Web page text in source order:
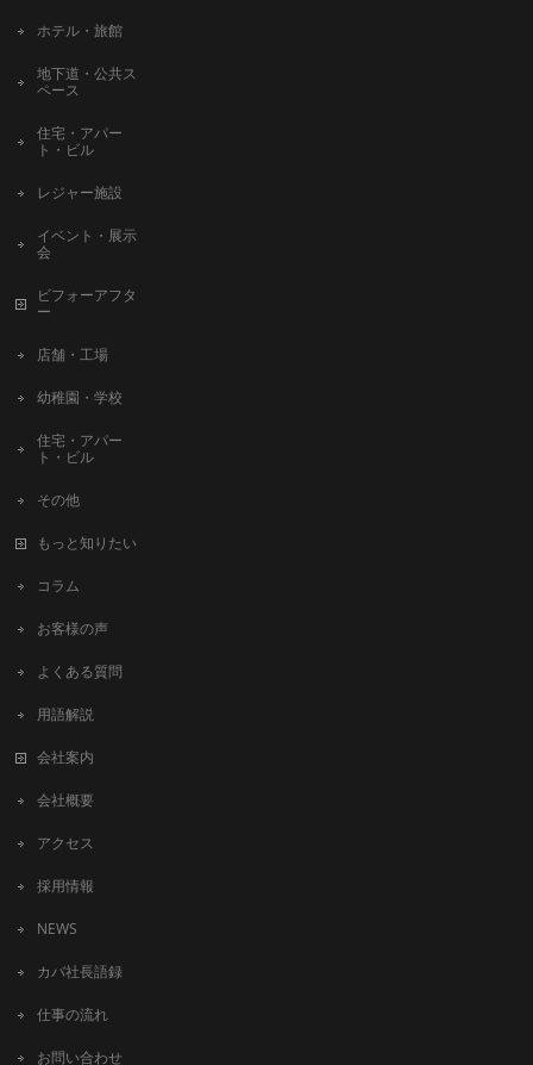
ホテル・旅館
地下道・公共ス
ペース
住宅・アパー
ト・ビル
レジャー施設
イベント・展示
会
ビフォーアフタ
ー
店舗・工場
幼稚園・学校
住宅・アパー
ト・ビル
その他
もっと知りたい
コラム
お客様の声
よくある質問
用語解説
会社案内
会社概要
アクセス
採用情報
NEWS
カバ社長語録
仕事の流れ
お問い合わせ